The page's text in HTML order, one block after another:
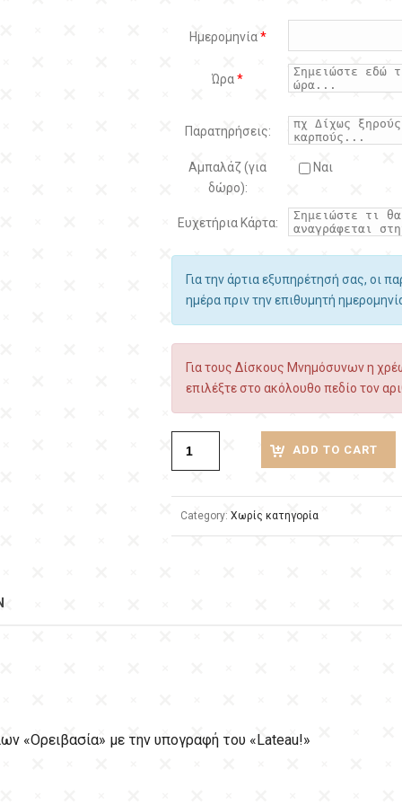
Ημερομηνία*
Ώρα*
Παρατηρήσεις:
Αμπαλάζ (για
δώρο):
Ναι
Ευχετήρια Κάρτα:
Για την άρτια εξυπηρέτησή σας, οι
ημέρα πριν την επιθυμητή
Για τους Δίσκους Μνημόσυνων η
επιλέξτε στο ακόλουθο πεδίο τον
ADD TO CART
Category: Χωρίς κατηγορία
«Ορειβασία» με την υπογραφή του «Lateau!»